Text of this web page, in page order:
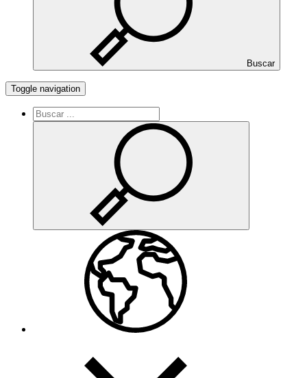
Buscar
Toggle navigation